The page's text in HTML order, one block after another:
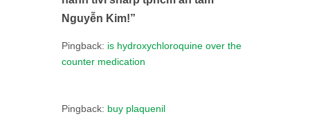
Nguyễn Kim!”
Pingback: is hydroxychloroquine over the
counter medication
Pingback: buy plaquenil